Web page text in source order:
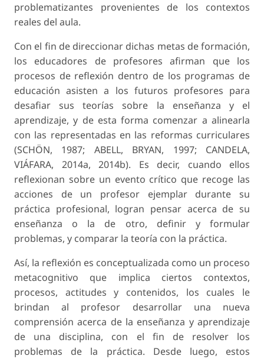
problematizantes provenientes de los contextos
reales del aula.
Con el fin de direccionar dichas metas de formación,
los educadores de profesores afirman que los
procesos de reflexión dentro de los programas de
educación asisten a los futuros profesores para
desafiar sus teorías sobre la enseñanza y el
aprendizaje, y de esta forma comenzar a alinearla
con las representadas en las reformas curriculares
(SCHÖN, 1987; ABELL, BRYAN, 1997; CANDELA,
VIÁFARA, 2014a, 2014b). Es decir, cuando ellos
reflexionan sobre un evento crítico que recoge las
acciones de un profesor ejemplar durante su
práctica profesional, logran pensar acerca de su
enseñanza o la de otro, definir y formular
problemas, y comparar la teoría con la práctica.
Así, la reflexión es conceptualizada como un proceso
metacognitivo que implica ciertos contextos,
procesos, actitudes y contenidos, los cuales le
brindan al profesor desarrollar una nueva
comprensión acerca de la enseñanza y aprendizaje
de una disciplina, con el fin de resolver los
problemas de la práctica. Desde luego, estos